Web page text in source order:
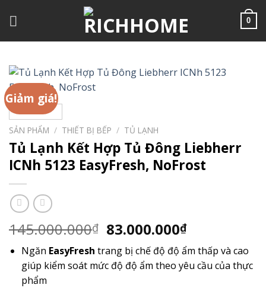
đến
0
Giảm giá!
SẢN PHẨM / THIẾT BỊ BẾP / TỦ LẠNH
Tủ Lạnh Kết Hợp Tủ Đông Liebherr
ICNh 5123 EasyFresh, NoFrost
145.000.000₫ Giá
gốc
là:
145.000.000₫.
83.000.000₫Giá
hiện
tại
là:
Ngăn EasyFresh trang bị chế độ độ ẩm thấp và cao
giúp kiểm soát mức độ độ ẩm theo yêu cầu của thực
phẩm